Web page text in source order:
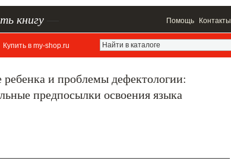
книгу Помощь Контакты
Купить в my-shop.ru
и проблемы дефектологии:
предпосылки освоения языка